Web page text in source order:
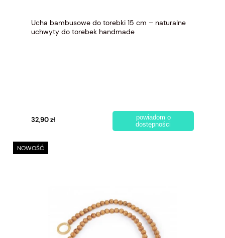
Ucha bambusowe do torebki 15 cm – naturalne
uchwyty do torebek handmade
32,90 zł
powiadom o
dostępności
NOWOŚĆ